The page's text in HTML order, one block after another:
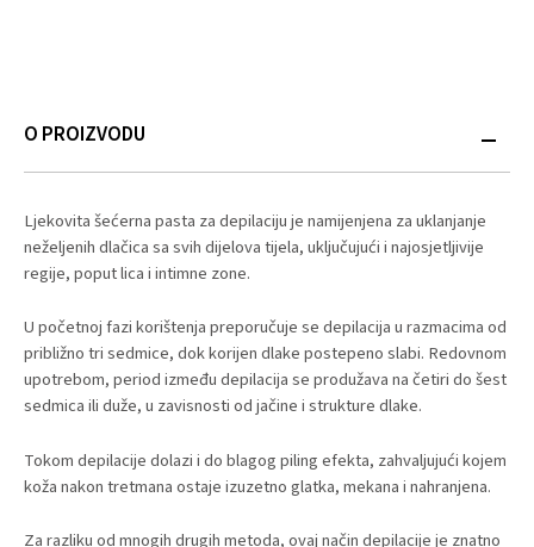
O PROIZVODU
Ljekovita šećerna pasta za depilaciju je namijenjena za uklanjanje
neželjenih dlačica sa svih dijelova tijela, uključujući i najosjetljivije
regije, poput lica i intimne zone.
U početnoj fazi korištenja preporučuje se depilacija u razmacima od
približno tri sedmice, dok korijen dlake postepeno slabi. Redovnom
upotrebom, period između depilacija se produžava na četiri do šest
sedmica ili duže, u zavisnosti od jačine i strukture dlake.
Tokom depilacije dolazi i do blagog piling efekta, zahvaljujući kojem
koža nakon tretmana ostaje izuzetno glatka, mekana i nahranjena.
Za razliku od mnogih drugih metoda, ovaj način depilacije je znatno